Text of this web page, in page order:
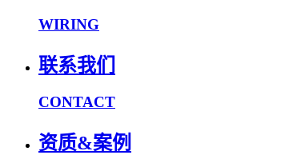
WIRING
联系我们
CONTACT
资质&案例